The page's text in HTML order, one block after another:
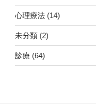
心理療法 (14)
未分類 (2)
診療 (64)